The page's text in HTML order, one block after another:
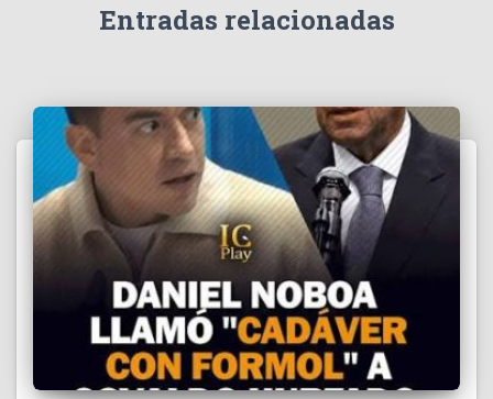
Entradas relacionadas